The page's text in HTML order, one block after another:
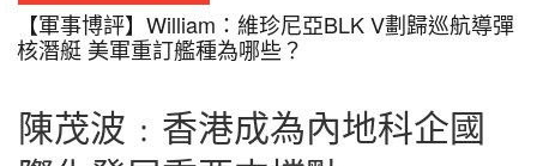
【軍事博評】William：維珍尼亞BLK V劃歸巡航導彈
核潛艇 美軍重訂艦種為哪些？
陳茂波﹕香港成為內地科企國